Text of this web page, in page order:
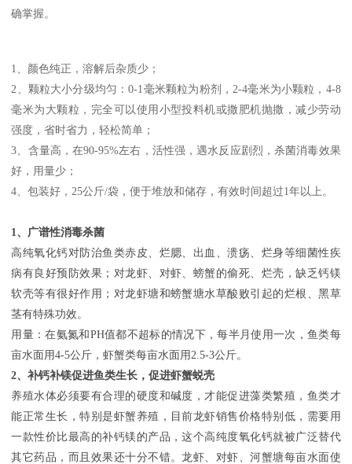
确掌握。
1、颜色纯正，溶解后杂质少；
2、颗粒大小分级均匀：0-1毫米颗粒为粉剂，2-4毫米为小颗粒，4-8
毫米为大颗粒，完全可以使用小型投料机或撒肥机抛撒，减少劳动
强度，省时省力，轻松简单；
3、含量高，在90-95%左右，活性强，遇水反应剧烈，杀菌消毒效果
好，用量少；
4、包装好，25公斤/袋，便于堆放和储存，有效时间超过1年以上。
1、广谱性消毒杀菌
高纯氧化钙对防治鱼类赤皮、烂腮、出血、溃疡、烂身等细菌性疾
病有良好预防效果；对龙虾、对虾、螃蟹的偷死、烂壳，缺乏钙镁
软壳等有很好作用；对龙虾塘和螃蟹塘水草酸败引起的烂根、黑草
茎有特殊功效。
用量：在氨氮和PH值都不超标的情况下，每半月使用一次，鱼类每
亩水面用4-5公斤，虾蟹类每亩水面用2.5-3公斤。
2、补钙补镁促进鱼类生长，促进虾蟹蜕壳
养殖水体必须要有合理的硬度和碱度，才能促进藻类繁殖，鱼类才
能正常生长，特别是虾蟹养殖，目前龙虾销售价格特别低，需要用
一款性价比最高的补钙镁的产品，这个高纯度氧化钙就被广泛替代
其它药品，而且效果还十分不错。龙虾、对虾、河蟹塘每亩水面使